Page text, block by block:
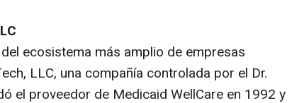
ecosistema más amplio de empresas
LLC, una compañía controlada por el Dr.
el proveedor de Medicaid WellCare en 1992 y